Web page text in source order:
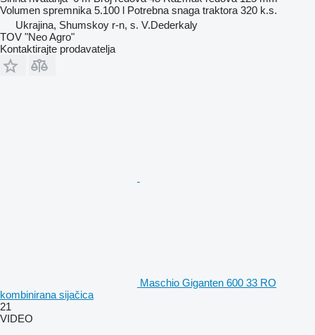
Volumen spremnika 5.100 l Potrebna snaga traktora 320 k.s.
Ukrajina, Shumskoy r-n, s. V.Dederkaly
TOV "Neo Agro"
Kontaktirajte prodavatelja
Maschio Giganten 600 33 RO
kombinirana sijačica
21
VIDEO